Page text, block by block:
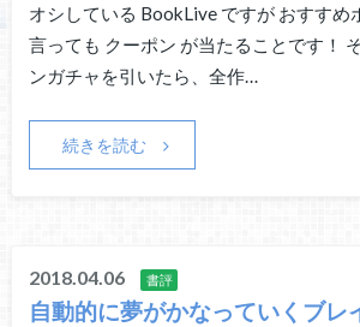
オシしている BookLive ですが おすすめ
言っても クーポン が当たることです！
ンガチャを引いたら、全作…
続きを読む
2018.04.06 書評
自動的に夢がかなっていくブレ